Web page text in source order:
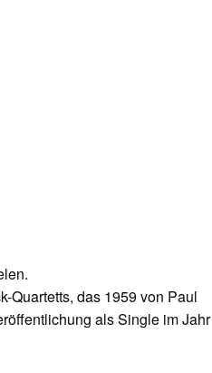
Quartetts, das 1959 von Paul
als Single im Jahr